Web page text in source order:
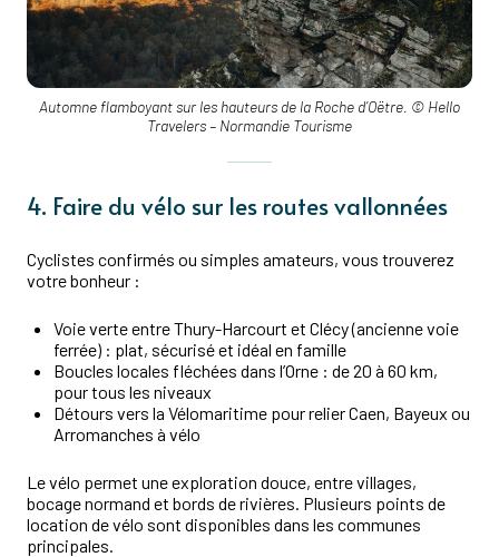
Automne flamboyant sur les hauteurs de la Roche d’Oëtre. © Hello
Travelers – Normandie Tourisme
4. Faire du vélo sur les routes vallonnées
Cyclistes confirmés ou simples amateurs, vous trouverez
votre bonheur :
Voie verte entre Thury-Harcourt et Clécy (ancienne voie
ferrée) : plat, sécurisé et idéal en famille
Boucles locales fléchées dans l’Orne : de 20 à 60 km,
pour tous les niveaux
Détours vers la Vélomaritime pour relier Caen, Bayeux ou
Arromanches à vélo
Le vélo permet une exploration douce, entre villages,
bocage normand et bords de rivières. Plusieurs points de
location de vélo sont disponibles dans les communes
principales.